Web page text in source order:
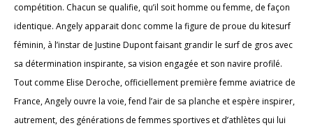
compétition. Chacun se qualifie, qu’il soit homme ou femme, de façon
identique. Angely apparait donc comme la figure de proue du kitesurf
féminin, à l’instar de Justine Dupont faisant grandir le surf de gros avec
sa détermination inspirante, sa vision engagée et son navire profilé.
Tout comme Elise Deroche, officiellement première femme aviatrice de
France, Angely ouvre la voie, fend l’air de sa planche et espère inspirer,
autrement, des générations de femmes sportives et d’athlètes qui lui